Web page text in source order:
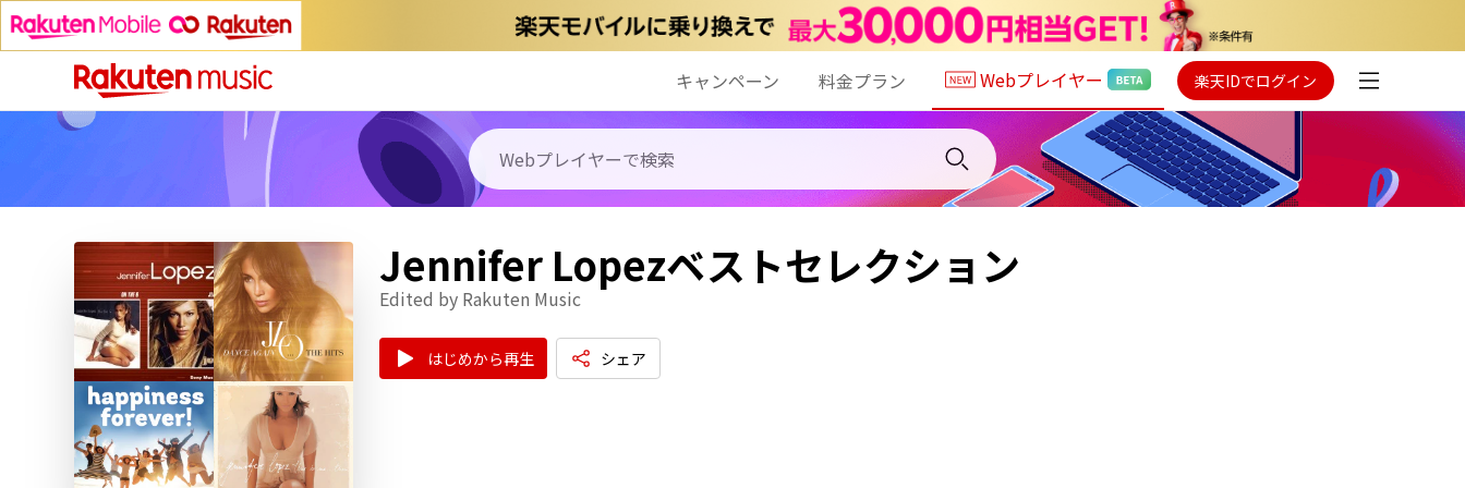
キャンペーン 料金プラン Webプレイヤー 楽天IDでログイン
Jennifer Lopezベストセレクション
Edited by Rakuten Music
はじめから再生 シェア